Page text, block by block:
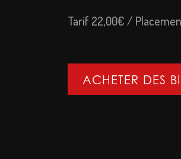
Tarif 22,00€ /
ACHETER DES